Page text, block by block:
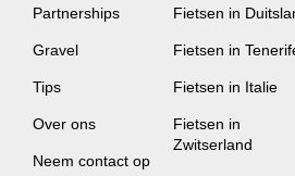
Partnerships
Gravel
Tips
Over ons
Neem contact op
Fietsen in
Fietsen in
Fietsen in Italie
Fietsen in
Zwitserland